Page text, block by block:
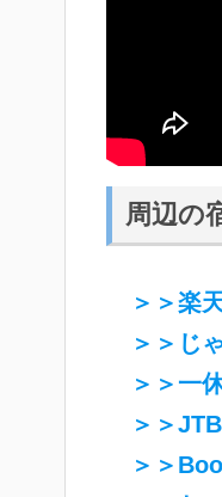
周辺の
＞＞楽
＞＞じ
＞＞一
＞＞
＞＞